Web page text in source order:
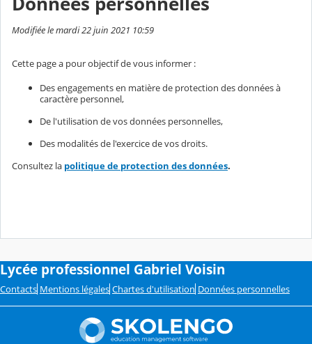
Modifiée le mardi 22 juin 2021 10:59
Cette page a pour objectif de vous informer :
Des engagements en matière de protection des données à
caractère personnel,
De l'utilisation de vos données personnelles,
Des modalités de l'exercice de vos droits.
Consultez la politique de protection des données.
Lycée professionnel Gabriel Voisin
Contacts Mentions légales Chartes d'utilisation Données personnelles